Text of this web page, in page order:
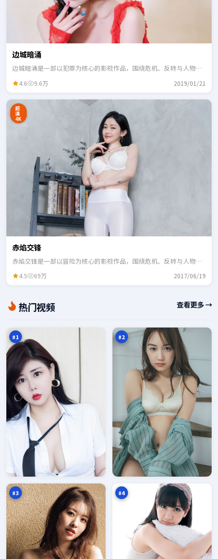
边城暗涌
边城暗涌是一部以犯罪为核心的影视作品，围绕危机、反转与人物成
4.6 9.6万 2019/01/21
超
清
4K
赤焰交锋
赤焰交锋是一部以冒险为核心的影视作品，围绕危机、反转与人物成
4.5 69万 2017/06/19
热门视频 查看更多 →
#1
电
孤 98
#2
#3
城
章万
#4
深
空
逆
风
96
万